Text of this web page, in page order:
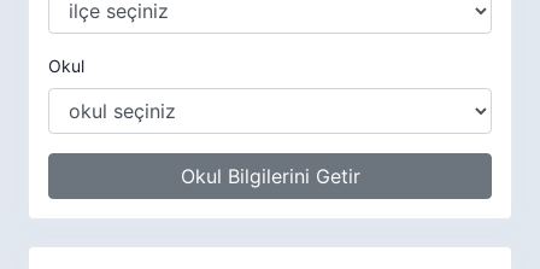
Okul
Okul Bilgilerini Getir